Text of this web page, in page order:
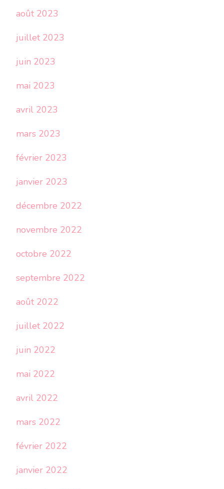
août 2023
juillet 2023
juin 2023
mai 2023
avril 2023
mars 2023
février 2023
janvier 2023
décembre 2022
novembre 2022
octobre 2022
septembre 2022
août 2022
juillet 2022
juin 2022
mai 2022
avril 2022
mars 2022
février 2022
janvier 2022